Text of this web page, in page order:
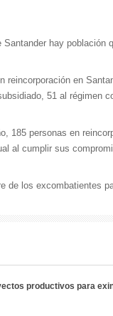
hay población
reincorporación en
51 al régimen
185 personas en
al cumplir sus
de los excombatientes
productivos para